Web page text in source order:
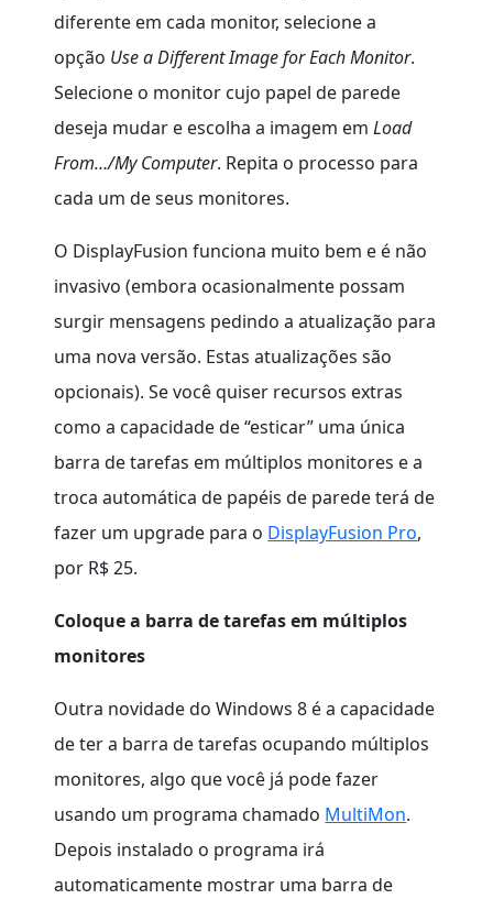
diferente em cada monitor, selecione a
opção Use a Different Image for Each Monitor.
Selecione o monitor cujo papel de parede
deseja mudar e escolha a imagem emLoad
From…/My Computer. Repita o processo para
cada um de seus monitores.
O DisplayFusion funciona muito bem e é não
invasivo (embora ocasionalmente possam
surgir mensagens pedindo a atualização para
uma nova versão. Estas atualizações são
opcionais). Se você quiser recursos extras
como a capacidade de “esticar” uma única
barra de tarefas em múltiplos monitores e a
troca automática de papéis de parede terá de
fazer um upgrade para o DisplayFusion Pro,
por R$ 25.
Coloque a barra de tarefas em múltiplos
monitores
Outra novidade do Windows 8 é a capacidade
de ter a barra de tarefas ocupando múltiplos
monitores, algo que você já pode fazer
usando um programa chamado MultiMon.
Depois instalado o programa irá
automaticamente mostrar uma barra de